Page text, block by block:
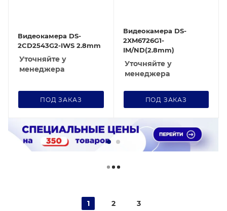
Видеокамера DS-
2CD2543G2-IWS 2.8mm
Уточняйте у
менеджера
ПОД ЗАКАЗ
Видеокамера DS-
2XM6726G1-
IM/ND(2.8mm)
Уточняйте у
менеджера
ПОД ЗАКАЗ
1 2 3